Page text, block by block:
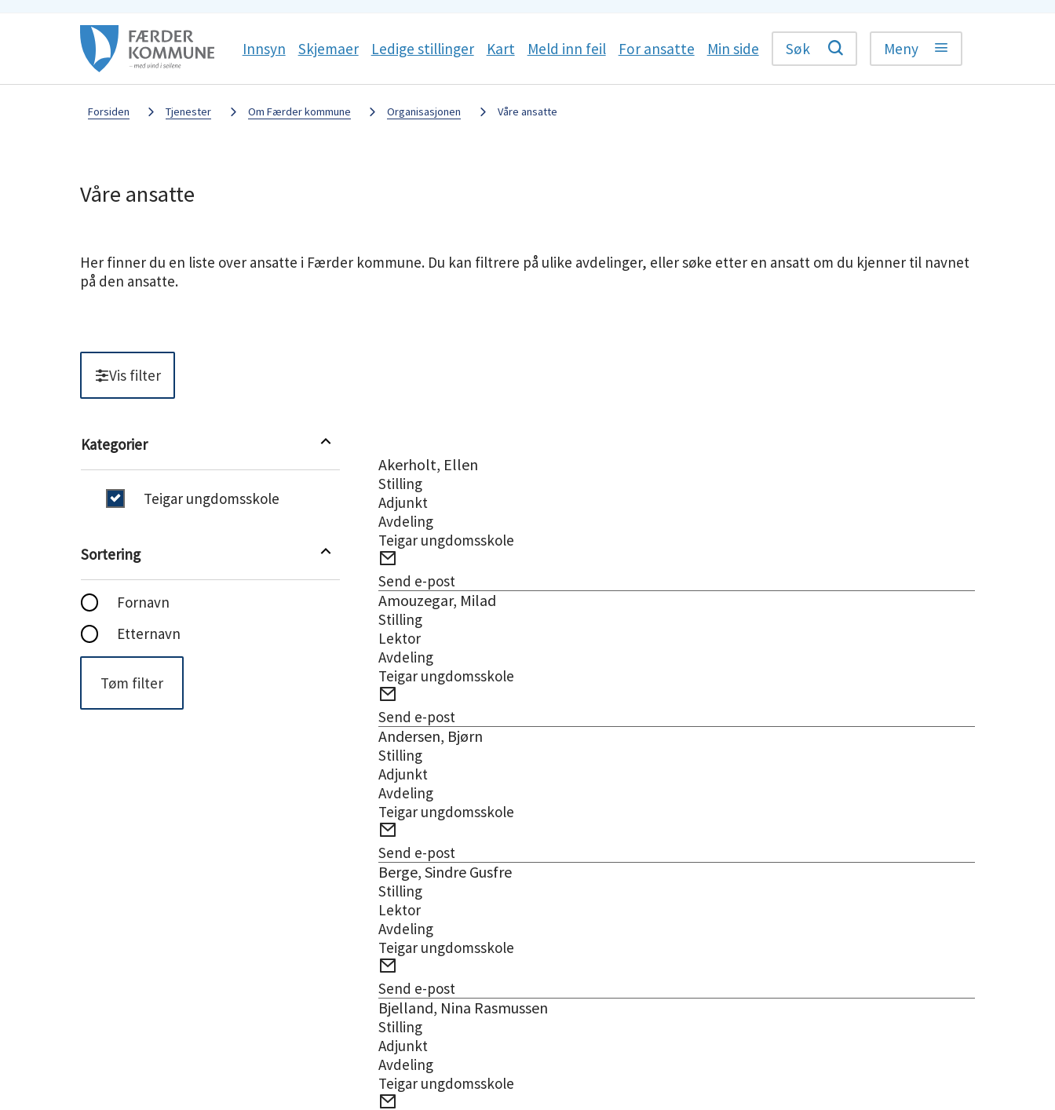
Færder
kommune
Sosiale
media
Innsyn Skjemaer Ledige stillinger Kart Meld inn feil For ansatte Min side Søk Meny
Du
her:
Forsiden Tjenester Om Færder kommune Organisasjonen Våre ansatte
Våre ansatte
Her finner du en liste over ansatte i Færder kommune. Du kan filtrere på ulike avdelinger, eller søke etter en ansatt om du kjenner til navnet
på den ansatte.
Vis filter
Filter
Filter
Kategorier
Teigar ungdomsskole
Sortering
Fornavn
Etternavn
Tøm filter
Akerholt, Ellen
Stilling
Adjunkt
Avdeling
Teigar ungdomsskole
post
Send e-post
Amouzegar, Milad
Stilling
Lektor
Avdeling
Teigar ungdomsskole
post
Send e-post
Andersen, Bjørn
Stilling
Adjunkt
Avdeling
Teigar ungdomsskole
post
Send e-post
Berge, Sindre Gusfre
Stilling
Lektor
Avdeling
Teigar ungdomsskole
post
Send e-post
Bjelland, Nina Rasmussen
Stilling
Adjunkt
Avdeling
Teigar ungdomsskole